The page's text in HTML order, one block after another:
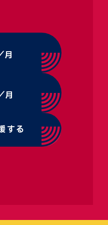
月
月
する